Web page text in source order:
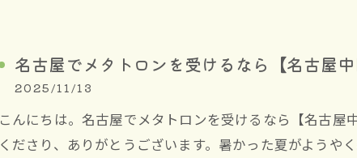
名古屋でメタトロンを受けるなら【名古屋
2025/11/13
こんにちは。名古屋でメタトロンを受けるなら【名古屋
くださり、ありがとうございます。暑かった夏がようや